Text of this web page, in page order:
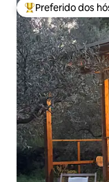
Entre os melhores
Preferido dos